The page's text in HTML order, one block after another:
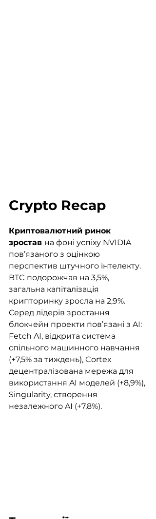
Crypto Recap
Криптовалютний ринок
зростав на фоні успіху NVIDIA
пов’язаного з оцінкою
перспектив штучного інтелекту.
BTC подорожчав на 3,5%,
загальна капіталізація
крипторинку зросла на 2,9%.
Серед лідерів зростання
блокчейн проекти пов’язані з AI:
Fetch AI, відкрита система
спільного машинного навчання
(+7,5% за тиждень), Cortex
децентралізована мережа для
використання AI моделей (+8,9%),
Singularity, створення
незалежного AI (+7,8%).